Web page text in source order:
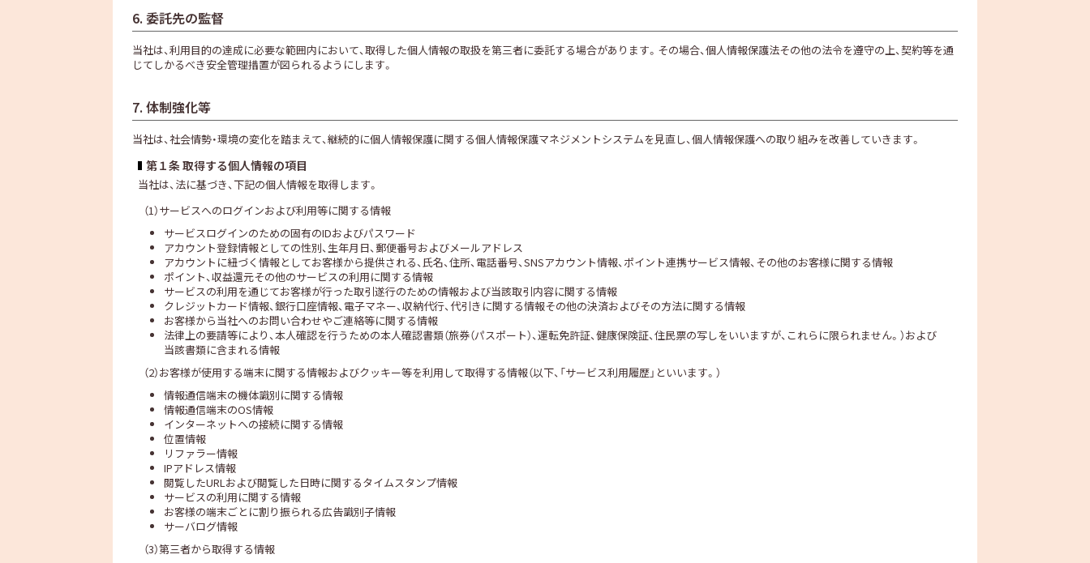
6. 委託先の監督
当社は、利用目的の達成に必要な範囲内において、取得した個人情報の取扱を第三者に委託する場合があります。その場合、個人情報保護法その他の法令を遵守の上、契約等を通
じてしかるべき安全管理措置が図られるようにします。
7. 体制強化等
当社は、社会情勢・環境の変化を踏まえて、継続的に個人情報保護に関する個人情報保護マネジメントシステムを見直し、個人情報保護への取り組みを改善していきます。
第１条 取得する個人情報の項目
当社は、法に基づき、下記の個人情報を取得します。
（1）サービスへのログインおよび利用等に関する情報
サービスログインのための固有のIDおよびパスワード
アカウント登録情報としての性別、生年月日、郵便番号およびメールアドレス
アカウントに紐づく情報としてお客様から提供される、氏名、住所、電話番号、SNSアカウント情報、ポイント連携サービス情報、その他のお客様に関する情報
ポイント、収益還元その他のサービスの利用に関する情報
サービスの利用を通じてお客様が行った取引遂行のための情報および当該取引内容に関する情報
クレジットカード情報、銀行口座情報、電子マネー、収納代行、代引きに関する情報その他の決済およびその方法に関する情報
お客様から当社へのお問い合わせやご連絡等に関する情報
法律上の要請等により、本人確認を行うための本人確認書類（旅券（パスポート）、運転免許証、健康保険証、住民票の写しをいいますが、これらに限られません。）および
当該書類に含まれる情報
（2）お客様が使用する端末に関する情報およびクッキー等を利用して取得する情報（以下、「サービス利用履歴」といいます。）
情報通信端末の機体識別に関する情報
情報通信端末のOS情報
インターネットへの接続に関する情報
位置情報
リファラー情報
IPアドレス情報
閲覧したURLおよび閲覧した日時に関するタイムスタンプ情報
サービスの利用に関する情報
お客様の端末ごとに割り振られる広告識別子情報
サーバログ情報
（3）第三者から取得する情報